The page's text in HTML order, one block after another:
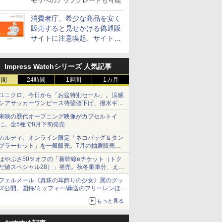
消費者庁、希少な商品を安く
販売すると見せかける偽通販
サイトに注意喚起、サイト名
Impress Watchシリーズ 人気記事
24時間 1週間 1カ月
ニクロ、今日から「お盆特別セール」。涼感
アサッカーワンピース待望値下げ、撥水ギア
ョーツは1990円に
映の歴代オープニング映像がカプセルトイ
。全5種で8月下旬発売
ルディ、オンライン限定「ネコバッグ＆タン
ラーセット」を一般販売。7月の抽選販売の
選無効分
やぶさ50％オフの「新幹線eチケット（トク
値スペシャル28）」発売。秋冬乗車分、えき
っと限定
ェルメール《真珠の耳飾りの少女》展のグッ
公開。図録/ミッフィー/葬送のフリーレンほ
もっと見る